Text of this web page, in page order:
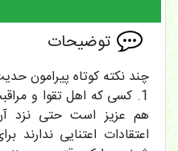
توضیحات
چند نکته کوتاه پیرامون
1. کسی که اهل تقوا و
هم عزیز است حتی نزد
اعتقادات اعتنایی ندارند